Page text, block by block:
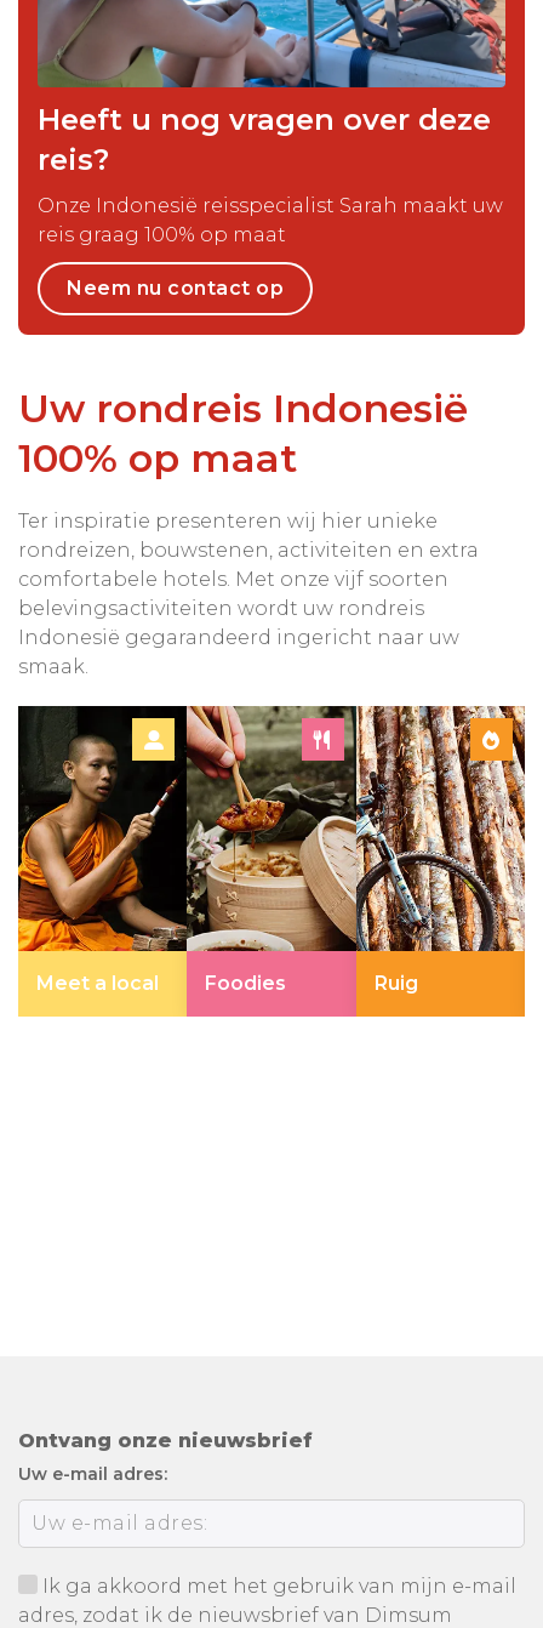
Heeft u nog vragen over deze
reis?
Onze Indonesië reisspecialist Sarah maakt uw
reis graag 100% op maat
Neem nu contact op
Uw rondreis Indonesië
100% op maat
Ter inspiratie presenteren wij hier unieke
rondreizen, bouwstenen, activiteiten en extra
comfortabele hotels. Met onze vijf soorten
belevingsactiviteiten wordt uw rondreis
Indonesië gegarandeerd ingericht naar uw
smaak.
Meet a local Foodies Ruig
Ontvang onze nieuwsbrief
Uw e-mail adres:
Ik ga akkoord met het gebruik van mijn e-mail
adres, zodat ik de nieuwsbrief van Dimsum